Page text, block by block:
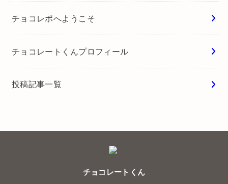
チョコレポへようこそ
チョコレートくんプロフィール
投稿記事一覧
チョコレートくん